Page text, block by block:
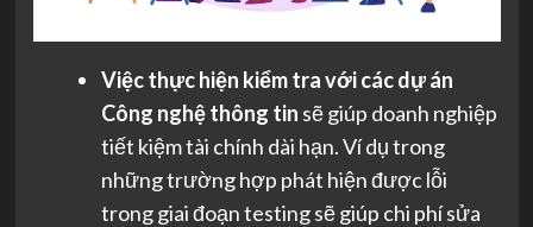
Việc thực hiện kiểm tra với các dự án
Công nghệ thông tin sẽ giúp doanh nghiệp
tiết kiệm tài chính dài hạn. Ví dụ trong
những trường hợp phát hiện được lỗi
trong giai đoạn testing sẽ giúp chi phí sửa